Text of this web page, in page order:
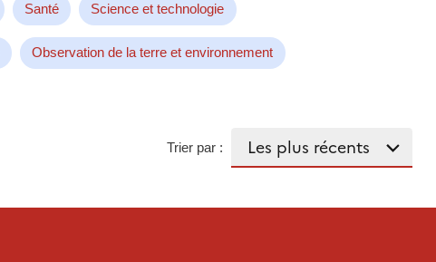
Santé Science et technologie
Observation de la terre et environnement
Trier par :